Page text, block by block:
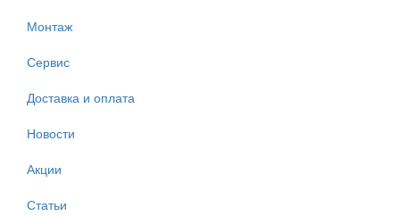
Монтаж
Сервис
Доставка и оплата
Новости
Акции
Статьи